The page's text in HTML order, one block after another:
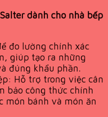
dành cho nhà bếp
đo lường chính xác
giúp tạo ra những
đúng khẩu phần.
Hỗ trợ trong việc cân
bảo công thức chính
món bánh và món ăn